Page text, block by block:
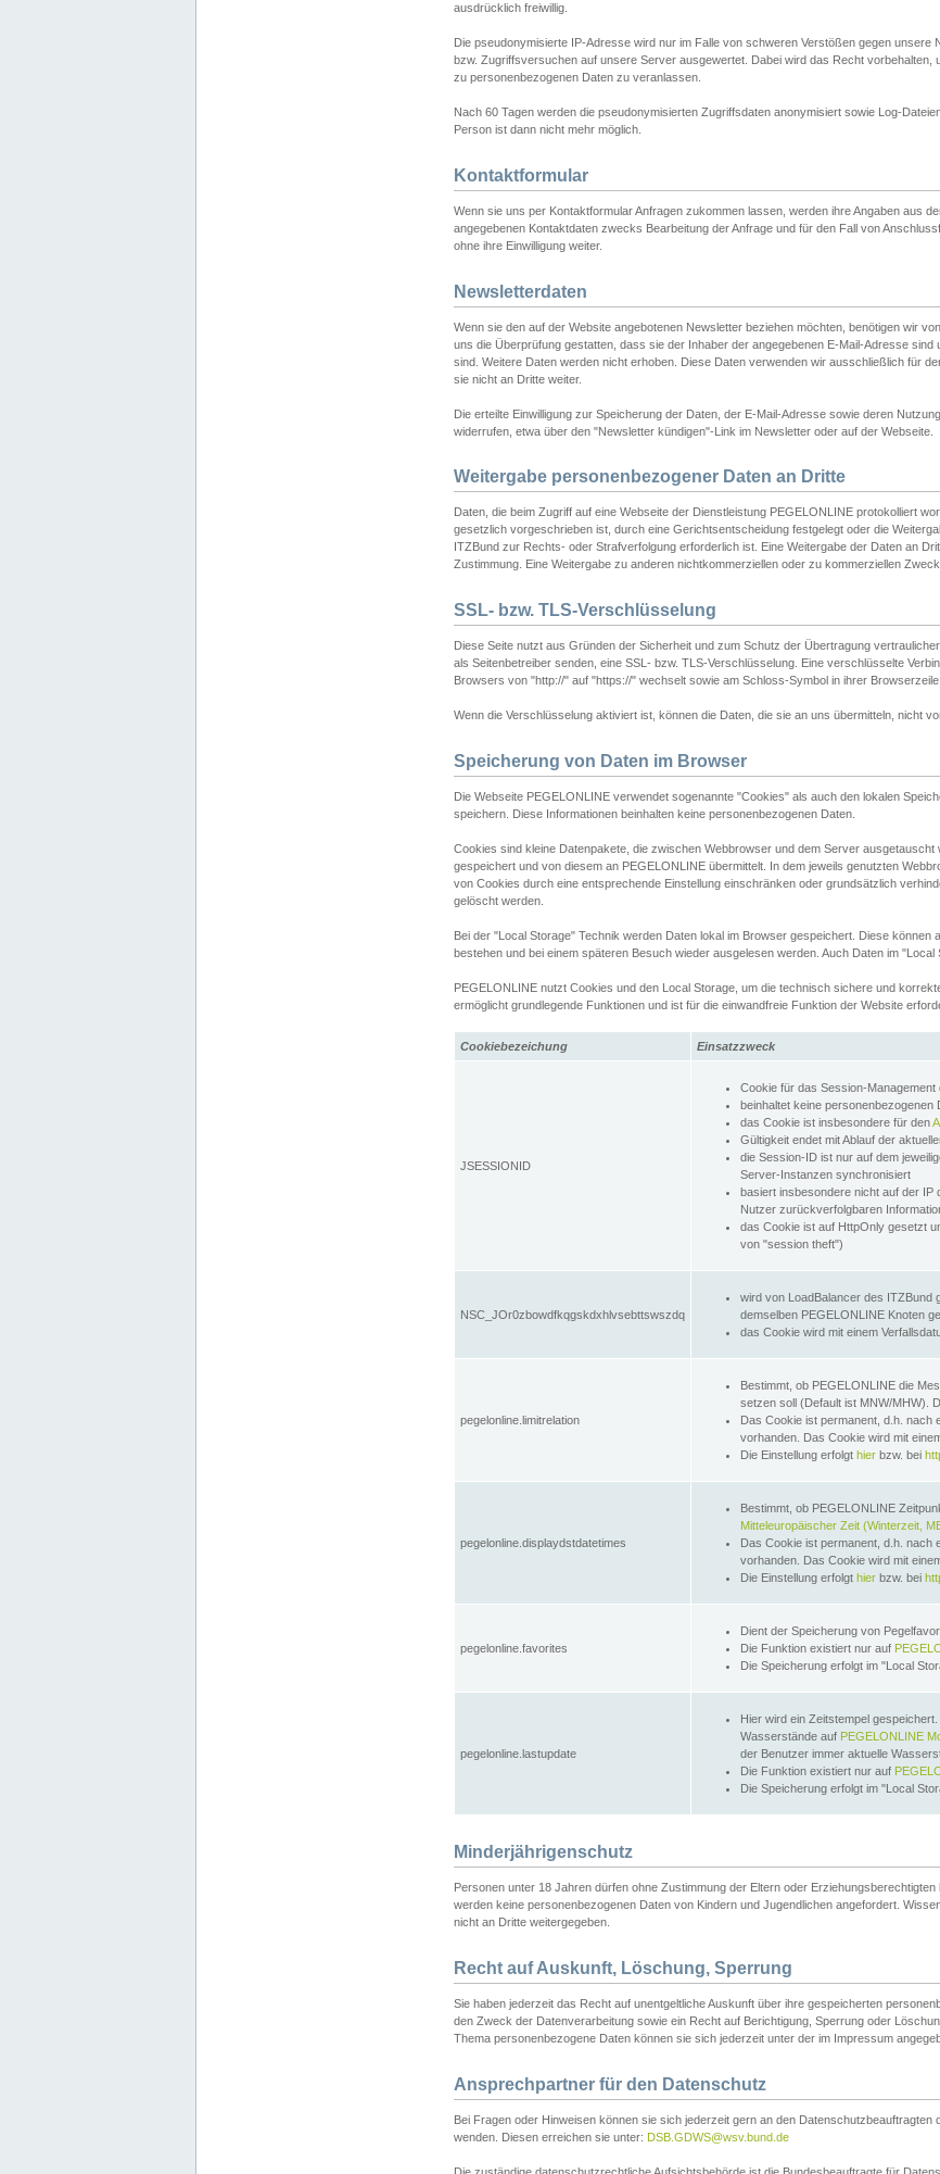
ausdrücklich freiwillig.
Die pseudonymisierte IP-Adresse wird nur im Falle von schweren Verstößen gegen unsere
bzw. Zugriffsversuchen auf unsere Server ausgewertet. Dabei wird das Recht vorbehalten,
zu personenbezogenen Daten zu veranlassen.
Nach 60 Tagen werden die pseudonymisierten Zugriffsdaten anonymisiert sowie Log-
Person ist dann nicht mehr möglich.
Kontaktformular
Wenn sie uns per Kontaktformular Anfragen zukommen lassen, werden ihre Angaben aus
angegebenen Kontaktdaten zwecks Bearbeitung der Anfrage und für den Fall von
ohne ihre Einwilligung weiter.
Newsletterdaten
Wenn sie den auf der Website angebotenen Newsletter beziehen möchten, benötigen wir
uns die Überprüfung gestatten, dass sie der Inhaber der angegebenen E-Mail-Adresse
sind. Weitere Daten werden nicht erhoben. Diese Daten verwenden wir ausschließlich für
sie nicht an Dritte weiter.
Die erteilte Einwilligung zur Speicherung der Daten, der E-Mail-Adresse sowie deren
widerrufen, etwa über den "Newsletter kündigen"-Link im Newsletter oder auf der Webseite.
Weitergabe personenbezogener Daten an Dritte
Daten, die beim Zugriff auf eine Webseite der Dienstleistung PEGELONLINE protokolliert
gesetzlich vorgeschrieben ist, durch eine Gerichtsentscheidung festgelegt oder die
ITZBund zur Rechts- oder Strafverfolgung erforderlich ist. Eine Weitergabe der Daten an
Zustimmung. Eine Weitergabe zu anderen nichtkommerziellen oder zu kommerziellen
SSL- bzw. TLS-Verschlüsselung
Diese Seite nutzt aus Gründen der Sicherheit und zum Schutz der Übertragung
als Seitenbetreiber senden, eine SSL- bzw. TLS-Verschlüsselung. Eine verschlüsselte
Browsers von "http://" auf "https://" wechselt sowie am Schloss-Symbol in ihrer Browserzeile.
Wenn die Verschlüsselung aktiviert ist, können die Daten, die sie an uns übermitteln, nicht
Speicherung von Daten im Browser
Die Webseite PEGELONLINE verwendet sogenannte "Cookies" als auch den lokalen
speichern. Diese Informationen beinhalten keine personenbezogenen Daten.
Cookies sind kleine Datenpakete, die zwischen Webbrowser und dem Server
gespeichert und von diesem an PEGELONLINE übermittelt. In dem jeweils genutzten
von Cookies durch eine entsprechende Einstellung einschränken oder grundsätzlich
gelöscht werden.
Bei der "Local Storage" Technik werden Daten lokal im Browser gespeichert. Diese
bestehen und bei einem späteren Besuch wieder ausgelesen werden. Auch Daten im
PEGELONLINE nutzt Cookies und den Local Storage, um die technisch sichere und
ermöglicht grundlegende Funktionen und ist für die einwandfreie Funktion der Website
Cookiebezeichung Einsatzzweck
JSESSIONID
Cookie für das Session-
beinhaltet keine personenbezogenen
das Cookie ist insbesondere für den
Gültigkeit endet mit Ablauf der
die Session-ID ist nur auf dem
Server-Instanzen synchronisiert
basiert insbesondere nicht auf der
Nutzer zurückverfolgbaren
das Cookie ist auf HttpOnly gesetzt
von "session theft")
NSC_JOr0zbowdfkqgskdxhlvsebttswszdq
wird von LoadBalancer des ITZBund
demselben PEGELONLINE Knoten
das Cookie wird mit einem
pegelonline.limitrelation
Bestimmt, ob PEGELONLINE die
setzen soll (Default ist MNW/MHW).
Das Cookie ist permanent, d.h. nach
vorhanden. Das Cookie wird mit
Die Einstellung erfolgt hier bzw. bei
pegelonline.displaydstdatetimes
Bestimmt, ob PEGELONLINE
Mitteleuropäischer Zeit (Winterzeit,
Das Cookie ist permanent, d.h. nach
vorhanden. Das Cookie wird mit
Die Einstellung erfolgt hier bzw. bei
pegelonline.favorites
Dient der Speicherung von
Die Funktion existiert nur auf
Die Speicherung erfolgt im "Local
pegelonline.lastupdate
Hier wird ein Zeitstempel
Wasserstände auf PEGELONLINE
der Benutzer immer aktuelle
Die Funktion existiert nur auf
Die Speicherung erfolgt im "Local
Minderjährigenschutz
Personen unter 18 Jahren dürfen ohne Zustimmung der Eltern oder
werden keine personenbezogenen Daten von Kindern und Jugendlichen angefordert.
nicht an Dritte weitergegeben.
Recht auf Auskunft, Löschung, Sperrung
Sie haben jederzeit das Recht auf unentgeltliche Auskunft über ihre gespeicherten
den Zweck der Datenverarbeitung sowie ein Recht auf Berichtigung, Sperrung oder
Thema personenbezogene Daten können sie sich jederzeit unter der im Impressum
Ansprechpartner für den Datenschutz
Bei Fragen oder Hinweisen können sie sich jederzeit gern an den
wenden. Diesen erreichen sie unter: DSB.GDWS@wsv.bund.de